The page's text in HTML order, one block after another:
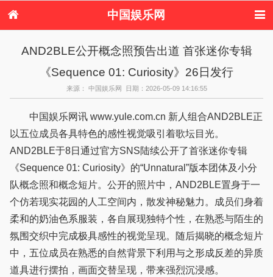
中国娱乐网
电视剧
演唱会 综艺节目
偶像活动
热周边
AND2BLE公开概念照预告出道 首张迷你专辑
《Sequence 01: Curiosity》26日发行
来源： 中国娱乐网 日期：2026-05-09 14:16:55
中国娱乐网讯 www.yule.com.cn 新人组合AND2BLE正
以五位成员各具特色的感性视觉吸引着歌坛目光。
AND2BLE于8日通过官方SNS陆续公开了首张迷你专辑
《Sequence 01: Curiosity》的“Unnatural”版本团体及小分
队概念照和概念短片。公开的照片中，AND2BLE置身于一
个仿若现实花园的人工空间内，散发神秘魅力。成员们身着
柔和的奶油色系服装，各自展现独特个性，在熟悉与陌生的
氛围交织中完成极具感性的视觉呈现。随后揭晓的概念短片
中，五位成员在熟悉的自然背景下利用与之形成反差的异质
道具进行摆拍，画面交替呈现，带来强烈沉浸感。